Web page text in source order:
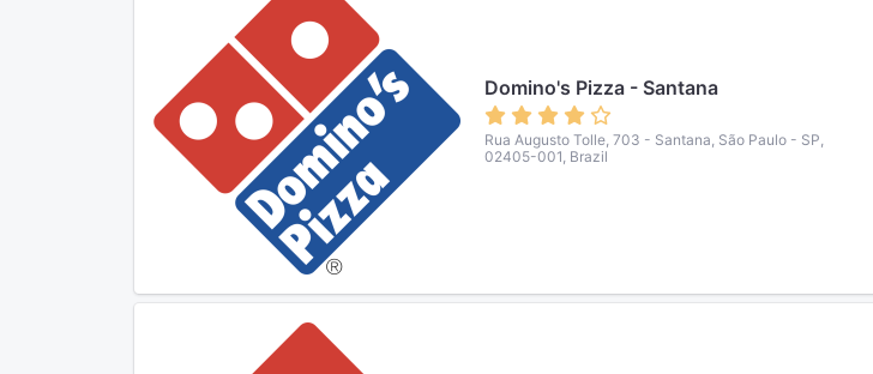
Domino's Pizza - Santana
Rua Augusto Tolle, 703 - Santana, São Paulo - SP,
02405-001, Brazil